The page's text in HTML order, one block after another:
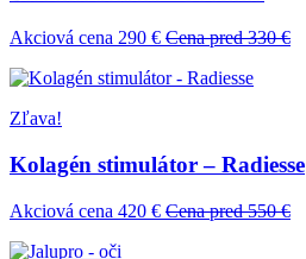
Akciová cena 290 € Cena pred 330 €
Zľava!
Kolagén stimulátor – Radiesse
Akciová cena 420 € Cena pred 550 €